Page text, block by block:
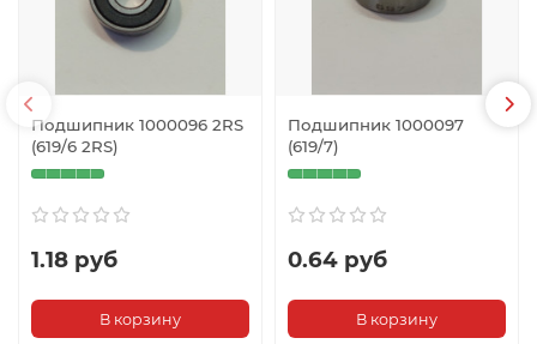
Подшипник 1000096 2RS
(619/6 2RS)
1.18 руб
В корзину
Подшипник 1000097
(619/7)
0.64 руб
В корзину